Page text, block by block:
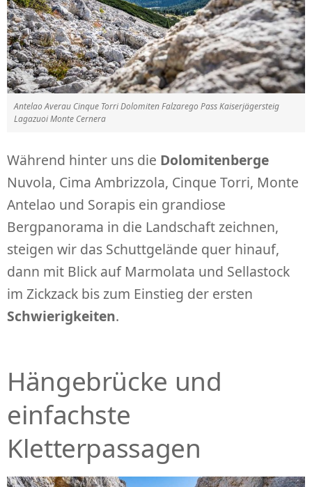
Antelao Averau Cinque Torri Dolomiten Falzarego Pass Kaiserjägersteig
Lagazuoi Monte Cernera
Während hinter uns die Dolomitenberge
Nuvola, Cima Ambrizzola, Cinque Torri, Monte
Antelao und Sorapis ein grandiose
Bergpanorama in die Landschaft zeichnen,
steigen wir das Schuttgelände quer hinauf,
dann mit Blick auf Marmolata und Sellastock
im Zickzack bis zum Einstieg der ersten
Schwierigkeiten.
Hängebrücke und
einfachste
Kletterpassagen